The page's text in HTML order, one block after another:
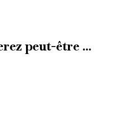
peut-être ...